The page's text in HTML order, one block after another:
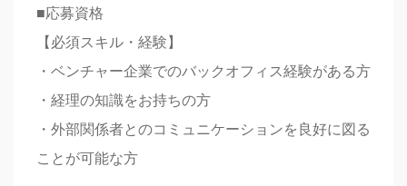
■応募資格
【必須スキル・経験】
・ベンチャー企業でのバックオフィス経験がある方
・経理の知識をお持ちの方
・外部関係者とのコミュニケーションを良好に図る
ことが可能な方